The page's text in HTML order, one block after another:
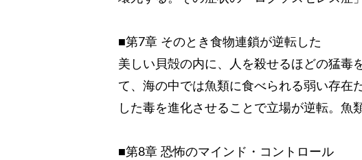
■第7章 そのとき食物連鎖が逆転した
美しい貝殻の内に、人を殺せるほどの猛毒
て、海の中では魚類に食べられる弱い存在
した毒を進化させることで立場が逆転。魚
■第8章 恐怖のマインド・コントロール